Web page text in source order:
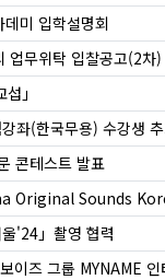
미 입학설명회
업무위탁 입찰공고(2차)
」
좌(한국무용) 수강생
콘테스트 발표
Original Sounds
'24」촬영 협력
이즈 그룹 MYNAME 인